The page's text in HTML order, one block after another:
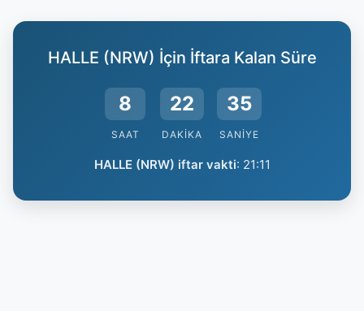
HALLE (NRW) İçin İftara Kalan Süre
8
SAAT
22
DAKIKA
34
SANIYE
HALLE (NRW) iftar vakti: 21:11